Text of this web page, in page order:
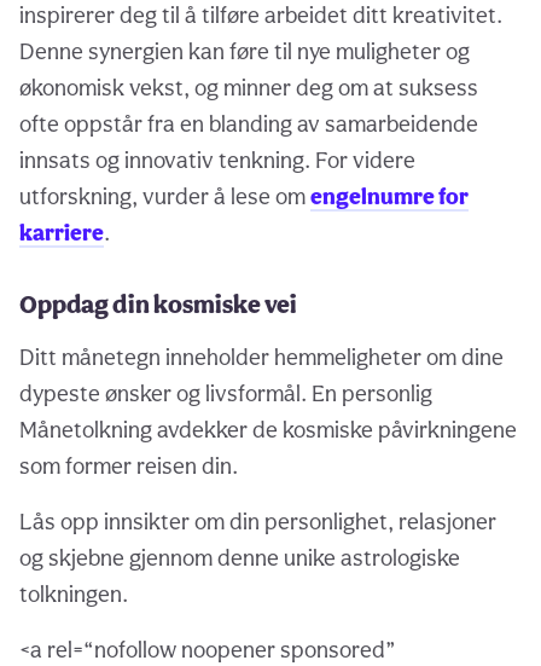
inspirerer deg til å tilføre arbeidet ditt kreativitet.
Denne synergien kan føre til nye muligheter og
økonomisk vekst, og minner deg om at suksess
ofte oppstår fra en blanding av samarbeidende
innsats og innovativ tenkning. For videre
utforskning, vurder å lese omengelnumre for
karriere.
Oppdag din kosmiske vei
Ditt månetegn inneholder hemmeligheter om dine
dypeste ønsker og livsformål. En personlig
Månetolkning avdekker de kosmiske påvirkningene
som former reisen din.
Lås opp innsikter om din personlighet, relasjoner
og skjebne gjennom denne unike astrologiske
tolkningen.
<a rel=“nofollow noopener sponsored”